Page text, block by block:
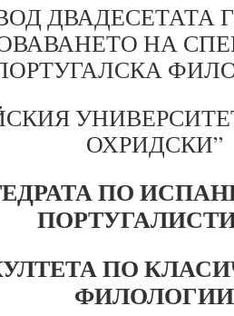
ДВАДЕСЕТАТА
НА
ОХРИДСКИ”
ПО
ПО
ФИЛОЛОГИИ